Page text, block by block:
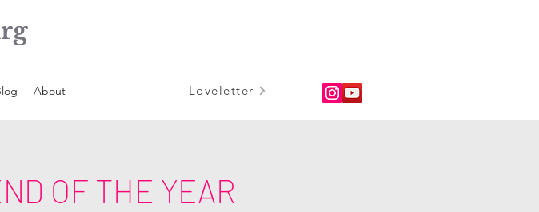
About Loveletter
OF THE YEAR